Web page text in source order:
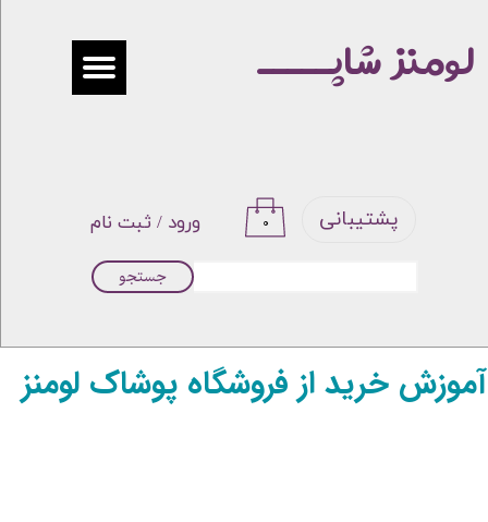
ورود / ثبت نام
حساب کاربری من
خروج از حساب کاربری
۰ پشتیبانی
جستجو
لومنز شاپـــــ
آموزش خرید از فروشگاه پوشاک لومنز